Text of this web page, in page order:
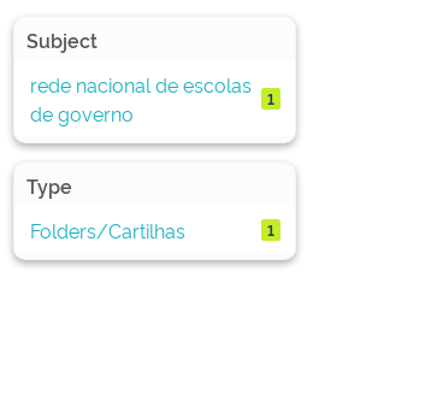
Subject
rede nacional de escolas
de governo
1
Type
Folders/Cartilhas
1